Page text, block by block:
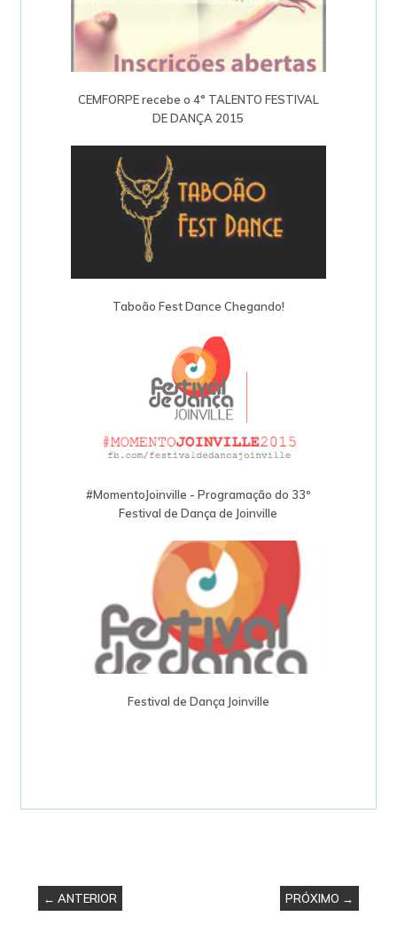
CEMFORPE recebe o 4° TALENTO FESTIVAL
DE DANÇA 2015
Taboão Fest Dance Chegando!
#MomentoJoinville - Programação do 33º
Festival de Dança de Joinville
Festival de Dança Joinville
← ANTERIOR PRÓXIMO →